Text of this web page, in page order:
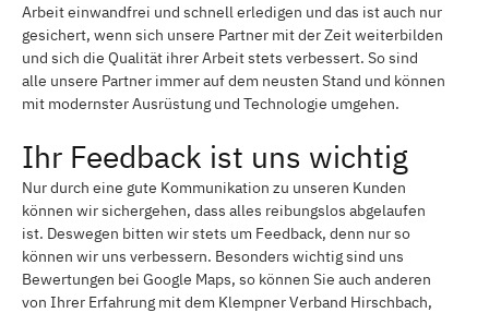
Arbeit einwandfrei und schnell erledigen und das ist auch nur
gesichert, wenn sich unsere Partner mit der Zeit weiterbilden
und sich die Qualität ihrer Arbeit stets verbessert. So sind
alle unsere Partner immer auf dem neusten Stand und können
mit modernster Ausrüstung und Technologie umgehen.
Ihr Feedback ist uns wichtig
Nur durch eine gute Kommunikation zu unseren Kunden
können wir sichergehen, dass alles reibungslos abgelaufen
ist. Deswegen bitten wir stets um Feedback, denn nur so
können wir uns verbessern. Besonders wichtig sind uns
Bewertungen bei Google Maps, so können Sie auch anderen
von Ihrer Erfahrung mit dem Klempner Verband Hirschbach,